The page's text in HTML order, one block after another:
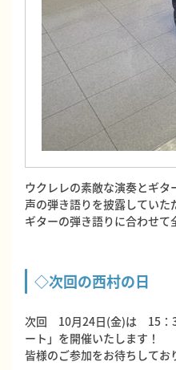
ウクレレの素敵な演奏とギ
声の弾き語りを披露していた
ギターの弾き語りに合わせ
◇次回の西村の日
次回 10月24日(金)は 15：
ート」を開催いたします！
皆様のご参加をお待ちしてお